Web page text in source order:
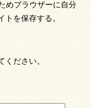
めブラウザーに自分
トを保存する。
ください。